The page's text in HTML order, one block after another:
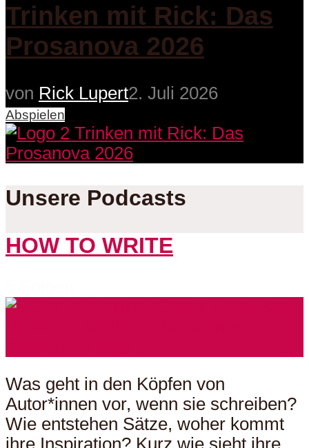
Trinken mit Rick: Das
Prosanova 2026
von Rick Lupert2. Juli 2026
Abspielen
Unsere Podcasts
HOW TO WRITE
Was geht in den Köpfen von
Autor*innen vor, wenn sie schreiben?
Wie entstehen Sätze, woher kommt